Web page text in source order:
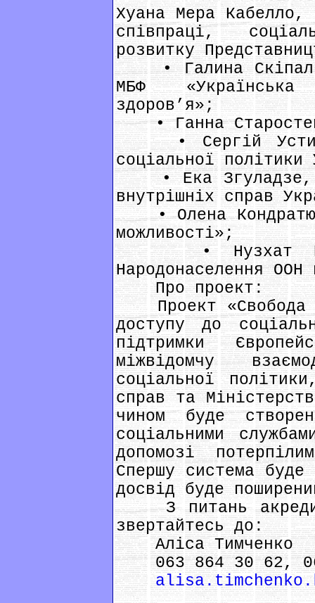
Хуана Мера Кабелло,
співпраці,
розвитку
• Галина
МБФ «Українська
здоров’я»;
• Ганна
• Сергій
соціальної політики
• Ека Згуладзе,
внутрішніх справ
• Олена
можливості»;
• Нузхат
Народонаселення
Про проект:
Проект «Свобода
доступу до
підтримки
міжвідомчу
соціальної
справ та
чином буде
соціальними
допомозі
Спершу система
досвід буде
З питань
звертайтесь до:
Аліса Тимченко
063 864 30 62,